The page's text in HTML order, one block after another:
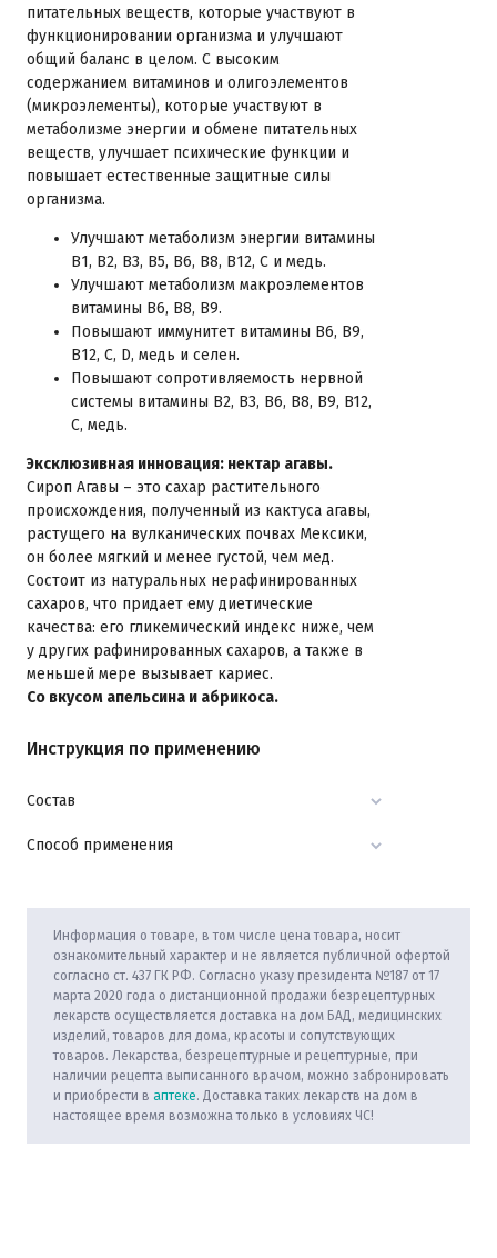
питательных веществ, которые участвуют в
функционировании организма и улучшают
общий баланс в целом. С высоким
содержанием витаминов и олигоэлементов
(микроэлементы), которые участвуют в
метаболизме энергии и обмене питательных
веществ, улучшает психические функции и
повышает естественные защитные силы
организма.
Улучшают метаболизм энергии витамины
В1, В2, В3, В5, В6, В8, В12, С и медь.
Улучшают метаболизм макроэлементов
витамины B6, B8, B9.
Повышают иммунитет витамины В6, В9,
В12, C, D, медь и селен.
Повышают сопротивляемость нервной
системы витамины B2, B3, B6, B8, B9, B12,
C, медь.
Эксклюзивная инновация: нектар агавы.
Сироп Агавы – это сахар растительного
происхождения, полученный из кактуса агавы,
растущего на вулканических почвах Мексики,
он более мягкий и менее густой, чем мед.
Состоит из натуральных нерафинированных
сахаров, что придает ему диетические
качества: его гликемический индекс ниже, чем
у других рафинированных сахаров, а также в
меньшей мере вызывает кариес.
Со вкусом апельсина и абрикоса.
Инструкция по применению
Состав
Способ применения
Информация о товаре, в том числе цена товара, носит
ознакомительный характер и не является публичной офертой
согласно ст. 437 ГК РФ. Согласно указу президента №187 от 17
марта 2020 года о дистанционной продажи безрецептурных
лекарств осуществляется доставка на дом БАД, медицинских
изделий, товаров для дома, красоты и сопутствующих
товаров. Лекарства, безрецептурные и рецептурные, при
наличии рецепта выписанного врачом, можно забронировать
и приобрести в аптеке. Доставка таких лекарств на дом в
настоящее время возможна только в условиях ЧС!